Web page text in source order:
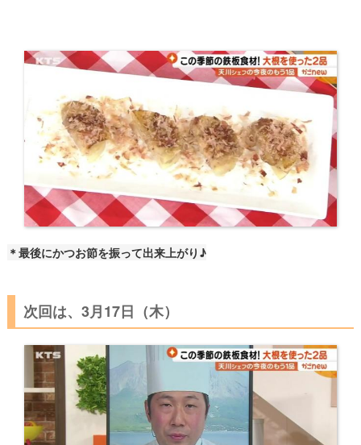
＊最後にかつお節を振って出来上がり♪
次回は、3月17日（木）